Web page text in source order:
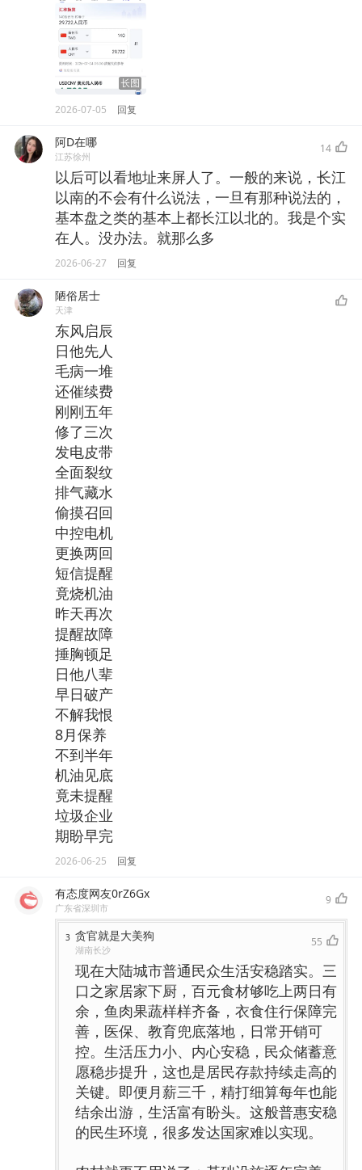
2026-07-05 回复
阿D在哪
江苏徐州
14
以后可以看地址来屏人了。一般的来说，长江
以南的不会有什么说法，一旦有那种说法的，
基本盘之类的基本上都长江以北的。我是个实
在人。没办法。就那么多
2026-06-27 回复
陋俗居士
天津
东风启辰
日他先人
毛病一堆
还催续费
刚刚五年
修了三次
发电皮带
全面裂纹
排气藏水
偷摸召回
中控电机
更换两回
短信提醒
竟烧机油
昨天再次
提醒故障
捶胸顿足
日他八辈
早日破产
不解我恨
8月保养
不到半年
机油见底
竟未提醒
垃圾企业
期盼早完
2026-06-25 回复
有态度网友0rZ6Gx
广东省深圳市
9
3 贪官就是大美狗
湖南长沙
55
现在大陆城市普通民众生活安稳踏实。三
口之家居家下厨，百元食材够吃上两日有
余，鱼肉果蔬样样齐备，衣食住行保障完
善，医保、教育兜底落地，日常开销可
控。生活压力小、内心安稳，民众储蓄意
愿稳步提升，这也是居民存款持续走高的
关键。即便月薪三千，精打细算每年也能
结余出游，生活富有盼头。这般普惠安稳
的民生环境，很多发达国家难以实现。